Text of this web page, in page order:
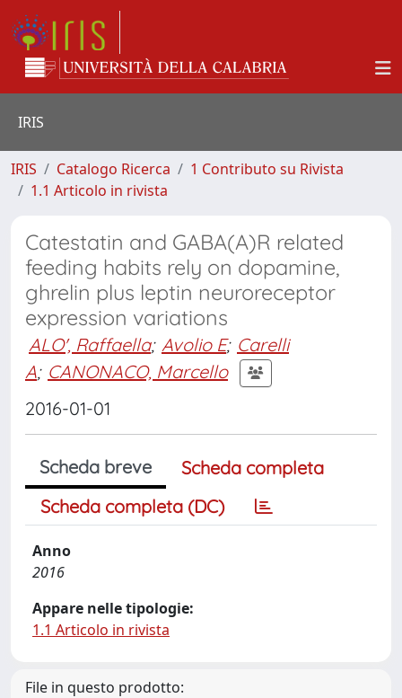
IRIS
IRIS Catalogo Ricerca
1 Contributo su Rivista
1.1 Articolo in rivista
Catestatin and GABA(A)R related
feeding habits rely on dopamine,
ghrelin plus leptin neuroreceptor
expression variations
ALO', Raffaella; Avolio E; Carelli
A; CANONACO, Marcello
2016-01-01
Scheda breve
Scheda completa
Scheda completa (DC)
Anno
2016
Appare nelle tipologie:
1.1 Articolo in rivista
File in questo prodotto: